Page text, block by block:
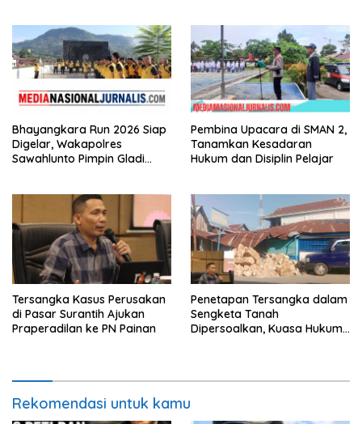
Bhayangkara Run 2026 Siap
Digelar, Wakapolres
Sawahlunto Pimpin Gladi
Pembina Upacara di SMAN 2,
Tanamkan Kesadaran
Hukum dan Disiplin Pelajar
Tersangka Kasus Perusakan
di Pasar Surantih Ajukan
Praperadilan ke PN Painan
Penetapan Tersangka dalam
Sengketa Tanah
Dipersoalkan, Kuasa Hukum
Rekomendasi untuk kamu